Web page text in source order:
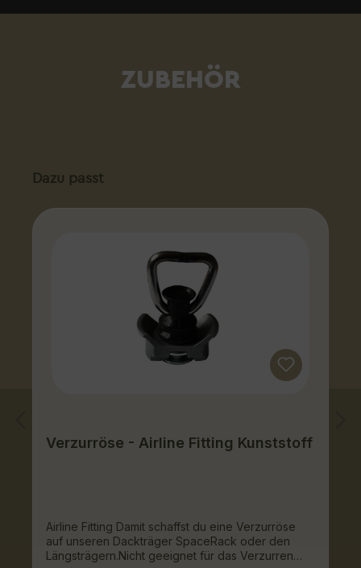
ZUBEHÖR
Produktgalerie überspringen
Dazu passt
Verzurröse - Airline Fitting Kunststoff
Airline Fitting Damit schaffst du eine Verzurröse
auf unseren Dackträger SpaceRack oder den
Längsträgern.Nicht geeignet für das Verzurren